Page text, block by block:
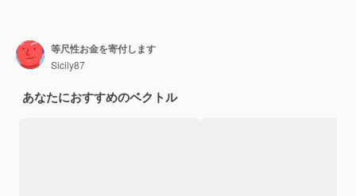
等尺性お金を寄付します
Sicily87
あなたにおすすめのベクトル